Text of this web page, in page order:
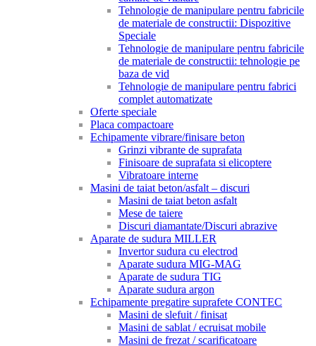
Tehnologie de manipulare pentru fabricile
de materiale de constructii: Dispozitive
Speciale
Tehnologie de manipulare pentru fabricile
de materiale de constructii: tehnologie pe
baza de vid
Tehnologie de manipulare pentru fabrici
complet automatizate
Oferte speciale
Placa compactoare
Echipamente vibrare/finisare beton
Grinzi vibrante de suprafata
Finisoare de suprafata si elicoptere
Vibratoare interne
Masini de taiat beton/asfalt – discuri
Masini de taiat beton asfalt
Mese de taiere
Discuri diamantate/Discuri abrazive
Aparate de sudura MILLER
Invertor sudura cu electrod
Aparate sudura MIG-MAG
Aparate de sudura TIG
Aparate sudura argon
Echipamente pregatire suprafete CONTEC
Masini de slefuit / finisat
Masini de sablat / ecruisat mobile
Masini de frezat / scarificatoare